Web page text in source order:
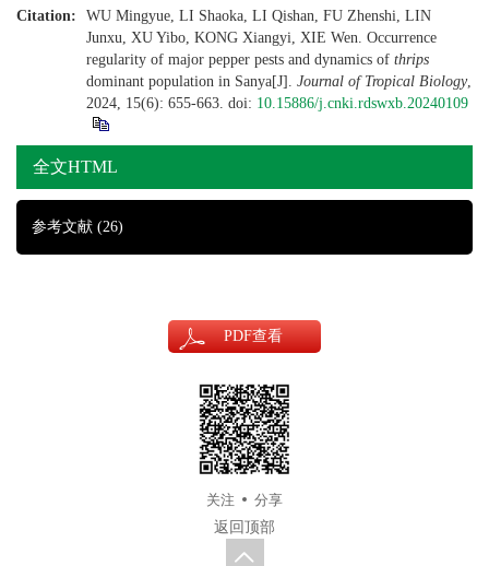
Citation:
WU Mingyue, LI Shaoka, LI Qishan, FU Zhenshi, LIN
Junxu, XU Yibo, KONG Xiangyi, XIE Wen. Occurrence
regularity of major pepper pests and dynamics of thrips
dominant population in Sanya[J]. Journal of Tropical Biology,
2024, 15(6): 655-663. doi: 10.15886/j.cnki.rdswxb.20240109
全文HTML
参考文献 (26)
PDF查看
关注
分享
返回顶部